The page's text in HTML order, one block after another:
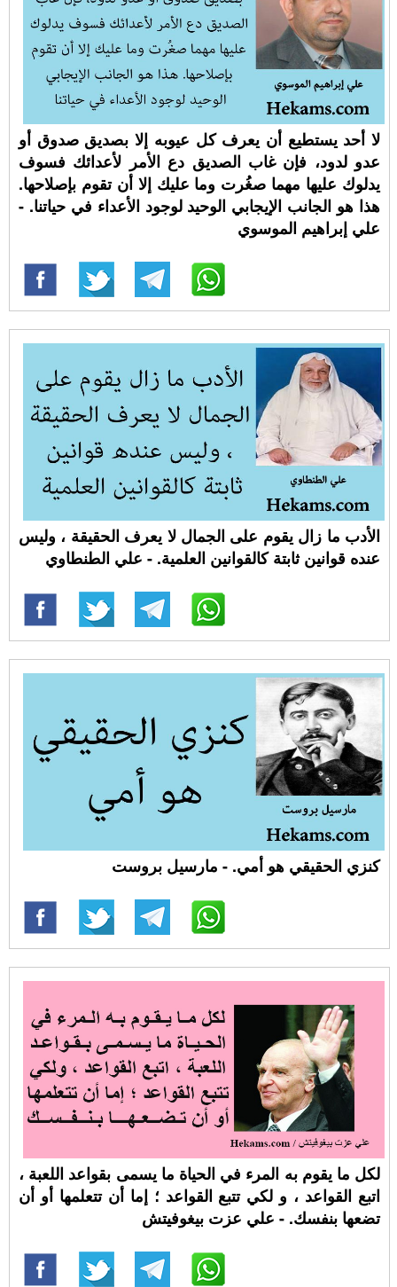
لا أحد يستطيع أن يعرف كل عيوبه إلا بصديق صدوق أو
عدو لدود، فإن غاب الصديق دع الأمر لأعدائك فسوف
يدلوك عليها مهما صغُرت وما عليك إلا أن تقوم بإصلاحها.
هذا هو الجانب الإيجابي الوحيد لوجود الأعداء في حياتنا. -
علي إبراهيم الموسوي
الأدب ما زال يقوم على الجمال لا يعرف الحقيقة ، وليس
عنده قوانين ثابتة كالقوانين العلمية. - علي الطنطاوي
كنزي الحقيقي هو أمي. - مارسيل بروست
لكل ما يقوم به المرء في الحياة ما يسمى بقواعد اللعبة ،
اتبع القواعد ، و لكي تتبع القواعد ؛ إما أن تتعلمها أو أن
تضعها بنفسك. - علي عزت بيغوفيتش